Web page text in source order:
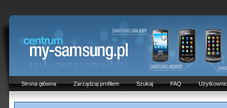
Strona główna Zarządzaj profilem Szukaj FAQ